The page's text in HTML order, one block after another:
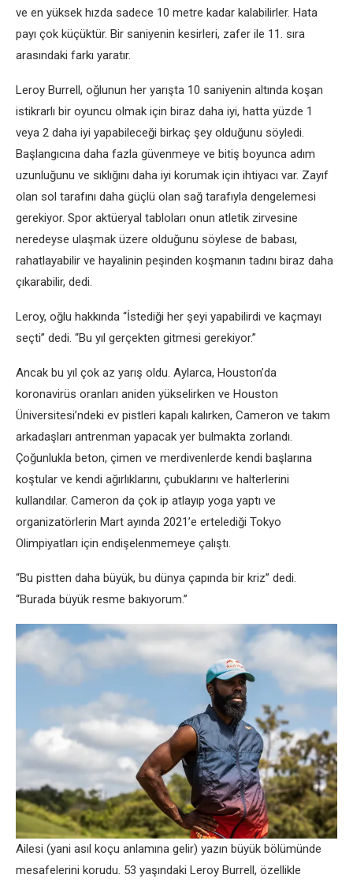
ve en yüksek hızda sadece 10 metre kadar kalabilirler. Hata
payı çok küçüktür. Bir saniyenin kesirleri, zafer ile 11. sıra
arasındaki farkı yaratır.
Leroy Burrell, oğlunun her yarışta 10 saniyenin altında koşan
istikrarlı bir oyuncu olmak için biraz daha iyi, hatta yüzde 1
veya 2 daha iyi yapabileceği birkaç şey olduğunu söyledi.
Başlangıcına daha fazla güvenmeye ve bitiş boyunca adım
uzunluğunu ve sıklığını daha iyi korumak için ihtiyacı var. Zayıf
olan sol tarafını daha güçlü olan sağ tarafıyla dengelemesi
gerekiyor. Spor aktüeryal tabloları onun atletik zirvesine
neredeyse ulaşmak üzere olduğunu söylese de babası,
rahatlayabilir ve hayalinin peşinden koşmanın tadını biraz daha
çıkarabilir, dedi.
Leroy, oğlu hakkında “İstediği her şeyi yapabilirdi ve kaçmayı
seçti” dedi. “Bu yıl gerçekten gitmesi gerekiyor.”
Ancak bu yıl çok az yarış oldu. Aylarca, Houston’da
koronavirüs oranları aniden yükselirken ve Houston
Üniversitesi’ndeki ev pistleri kapalı kalırken, Cameron ve takım
arkadaşları antrenman yapacak yer bulmakta zorlandı.
Çoğunlukla beton, çimen ve merdivenlerde kendi başlarına
koştular ve kendi ağırlıklarını, çubuklarını ve halterlerini
kullandılar. Cameron da çok ip atlayıp yoga yaptı ve
organizatörlerin Mart ayında 2021’e ertelediği Tokyo
Olimpiyatları için endişelenmemeye çalıştı.
“Bu pistten daha büyük, bu dünya çapında bir kriz” dedi.
“Burada büyük resme bakıyorum.”
Ailesi (yani asıl koçu anlamına gelir) yazın büyük bölümünde
mesafelerini korudu. 53 yaşındaki Leroy Burrell, özellikle